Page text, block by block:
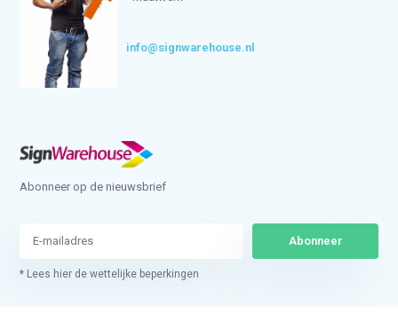
info@signwarehouse.nl
Abonneer op de nieuwsbrief
Abonneer
* Lees hier de wettelijke beperkingen